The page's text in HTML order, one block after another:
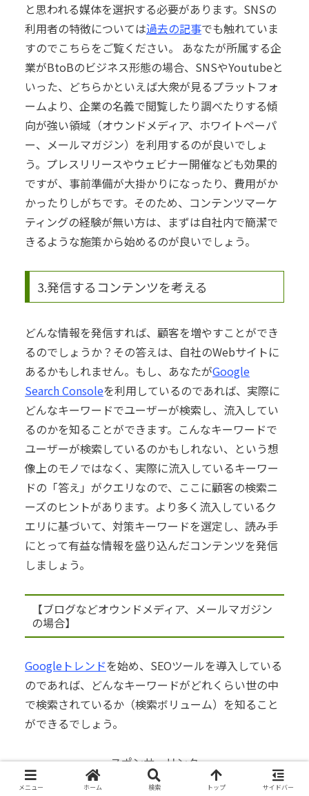
と思われる媒体を選択する必要があります。 SNSの
利用者の特徴については過去の記事でも触れていま
すのでこちらをご覧ください。
あなたが所属する企
業がBtoBのビジネス形態の場合、SNSやYoutubeと
いった、どちらかといえば大衆が見るプラットフォ
ームより、企業の名義で閲覧したり調べたりする傾
向が強い領域（オウンドメディア、ホワイトペーパ
ー、メールマガジン）を利用するのが良いでしょ
う。 プレスリリースやウェビナー開催なども効果的
ですが、事前準備が大掛かりになったり、費用がか
かったりしがちです。 そのため、コンテンツマーケ
ティングの経験が無い方は、まずは自社内で簡潔で
きるような施策から始めるのが良いでしょう。
3.発信するコンテンツを考える
どんな情報を発信すれば、顧客を増やすことができ
るのでしょうか？ その答えは、自社のWebサイトに
あるかもしれません。 もし、あなたがGoogle
Search Consoleを利用しているのであれば、実際に
どんなキーワードでユーザーが検索し、流入してい
るのかを知ることができます。 こんなキーワードで
ユーザーが検索しているのかもしれない、という想
像上のモノではなく、実際に流入しているキーワー
ドの「答え」がクエリなので、ここに顧客の検索ニ
ーズのヒントがあります。 より多く流入しているク
エリに基づいて、対策キーワードを選定し、読み手
にとって有益な情報を盛り込んだコンテンツを発信
しましょう。
【ブログなどオウンドメディア、メールマガジン
の場合】
Googleトレンドを始め、SEOツールを導入している
のであれば、どんなキーワードがどれくらい世の中
で検索されているか（検索ボリューム）を知ること
ができるでしょう。
スポンサーリンク
メニュー ホーム 検索 トップ サイドバー